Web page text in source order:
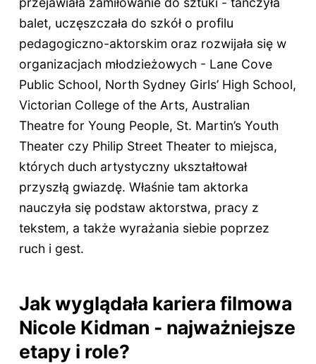
balet, uczęszczała do szkół o profilu
pedagogiczno-aktorskim oraz rozwijała się w
organizacjach młodzieżowych - Lane Cove
Public School, North Sydney Girls’ High School,
Victorian College of the Arts, Australian
Theatre for Young People, St. Martin’s Youth
Theater czy Philip Street Theater to miejsca,
których duch artystyczny ukształtował
przyszłą gwiazdę. Właśnie tam aktorka
nauczyła się podstaw aktorstwa, pracy z
tekstem, a także wyrażania siebie poprzez
ruch i gest.
Jak wyglądała kariera filmowa
Nicole Kidman - najważniejsze
etapy i role?